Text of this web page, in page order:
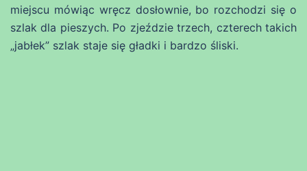
miejscu mówiąc wręcz dosłownie, bo rozchodzi się o
szlak dla pieszych. Po zjeździe trzech, czterech takich
„jabłek” szlak staje się gładki i bardzo śliski.